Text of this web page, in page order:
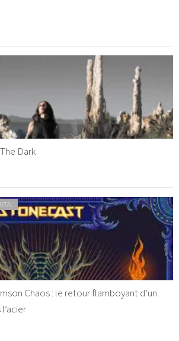
Dark
Chaos : le retour flamboyant d’un